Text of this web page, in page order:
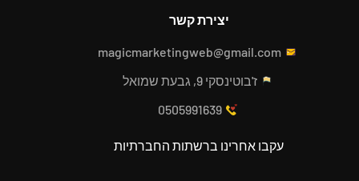
יצירת קשר
magicmarketingweb@gmail.com
ז'בוטינסקי 9, גבעת שמואל
0505991639
עקבו אחרינו ברשתות החברתיות